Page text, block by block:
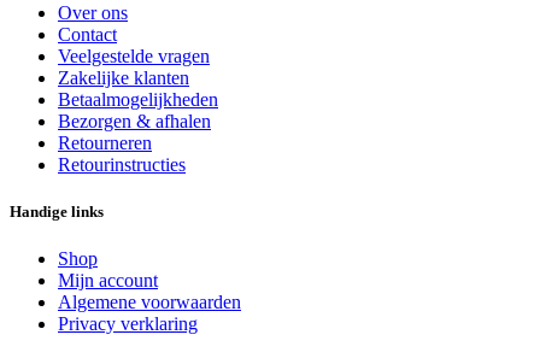
Over ons
Contact
Veelgestelde vragen
Zakelijke klanten
Betaalmogelijkheden
Bezorgen & afhalen
Retourneren
Retourinstructies
Handige links
Shop
Mijn account
Algemene voorwaarden
Privacy verklaring